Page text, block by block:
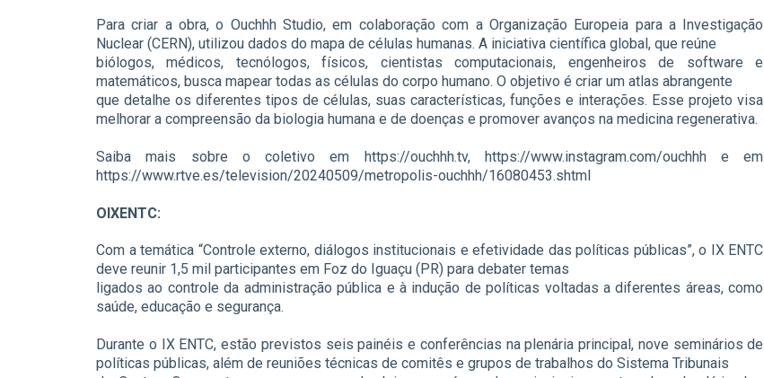
Para criar a obra, o Ouchhh Studio, em colaboração com a Organização Europeia para a Investigação
Nuclear (CERN), utilizou dados do mapa de células humanas. A iniciativa científica global, que reúne
biólogos, médicos, tecnólogos, físicos, cientistas computacionais, engenheiros de software e
matemáticos, busca mapear todas as células do corpo humano. O objetivo é criar um atlas abrangente
que detalhe os diferentes tipos de células, suas características, funções e interações. Esse projeto visa
melhorar a compreensão da biologia humana e de doenças e promover avanços na medicina regenerativa.
Saiba mais sobre o coletivo em https://ouchhh.tv, https://www.instagram.com/ouchhh e em
https://www.rtve.es/television/20240509/metropolis-ouchhh/16080453.shtml
OIXENTC:
Com a temática “Controle externo, diálogos institucionais e efetividade das políticas públicas”, o IX ENTC
deve reunir 1,5 mil participantes em Foz do Iguaçu (PR) para debater temas
ligados ao controle da administração pública e à indução de políticas voltadas a diferentes áreas, como
saúde, educação e segurança.
Durante o IX ENTC, estão previstos seis painéis e conferências na plenária principal, nove seminários de
políticas públicas, além de reuniões técnicas de comitês e grupos de trabalhos do Sistema Tribunais